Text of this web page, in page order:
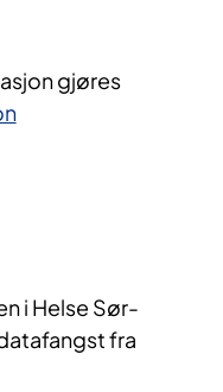
gjøres
i Helse Sør-
fra